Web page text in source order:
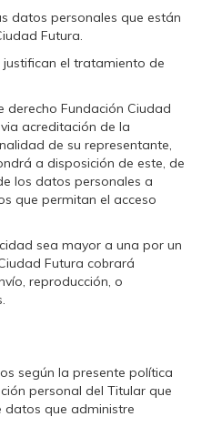
datos personales que están
Futura.
el tratamiento de
derecho Fundación Ciudad
acreditación de la
de su representante,
a disposición de este, de
los datos personales a
que permitan el acceso
sea mayor a una por un
Futura cobrará
reproducción, o
según la presente política
personal del Titular que
datos que administre